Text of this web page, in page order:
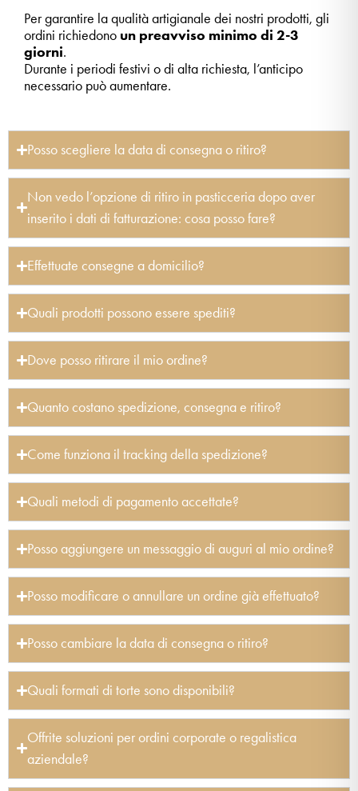
Per garantire la qualità artigianale dei nostri prodotti, gli
ordini richiedono un preavviso minimo di 2-3
giorni.
Durante i periodi festivi o di alta richiesta, l’anticipo
necessario può aumentare.
Posso scegliere la data di consegna o ritiro?
Non vedo l’opzione di ritiro in pasticceria dopo aver
inserito i dati di fatturazione: cosa posso fare?
Effettuate consegne a domicilio?
Quali prodotti possono essere spediti?
Dove posso ritirare il mio ordine?
Quanto costano spedizione, consegna e ritiro?
Come funziona il tracking della spedizione?
Quali metodi di pagamento accettate?
Posso aggiungere un messaggio di auguri al mio ordine?
Posso modificare o annullare un ordine già effettuato?
Posso cambiare la data di consegna o ritiro?
Quali formati di torte sono disponibili?
Offrite soluzioni per ordini corporate o regalistica
aziendale?